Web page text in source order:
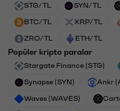
STG/TL SYN/TL
BTC/TL XRP/TL
ZRO/TL ETH/TL
Popüler kripto paralar
Stargate Finance (STG)
Synapse (SYN) Ankr
Waves (WAVES)